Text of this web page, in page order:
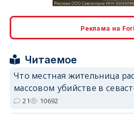
Реклама на
Читаемое
Что местная жительница
массовом убийстве в
21 10692